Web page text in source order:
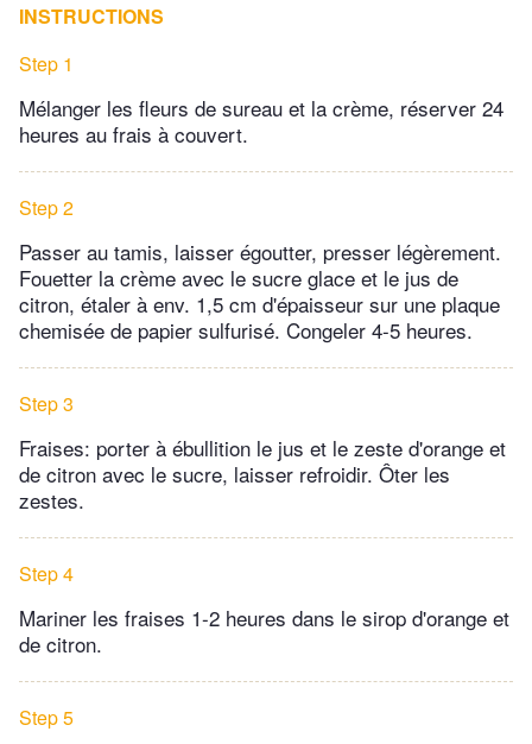
INSTRUCTIONS
Step 1
Mélanger les fleurs de sureau et la crème, réserver 24
heures au frais à couvert.
Step 2
Passer au tamis, laisser égoutter, presser légèrement.
Fouetter la crème avec le sucre glace et le jus de
citron, étaler à env. 1,5 cm d'épaisseur sur une plaque
chemisée de papier sulfurisé. Congeler 4-5 heures.
Step 3
Fraises: porter à ébullition le jus et le zeste d'orange et
de citron avec le sucre, laisser refroidir. Ôter les
zestes.
Step 4
Mariner les fraises 1-2 heures dans le sirop d'orange et
de citron.
Step 5